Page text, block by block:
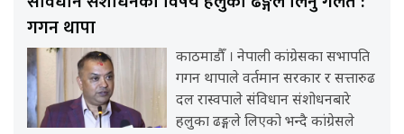
गगन थापा
काठमाडौँ । नेपाली कांग्रेसका सभापति
गगन थापाले वर्तमान सरकार र सत्तारुढ
दल रास्वपाले संविधान संशोधनबारे
हलुका ढङ्गले लिएको भन्दै कांग्रेसले